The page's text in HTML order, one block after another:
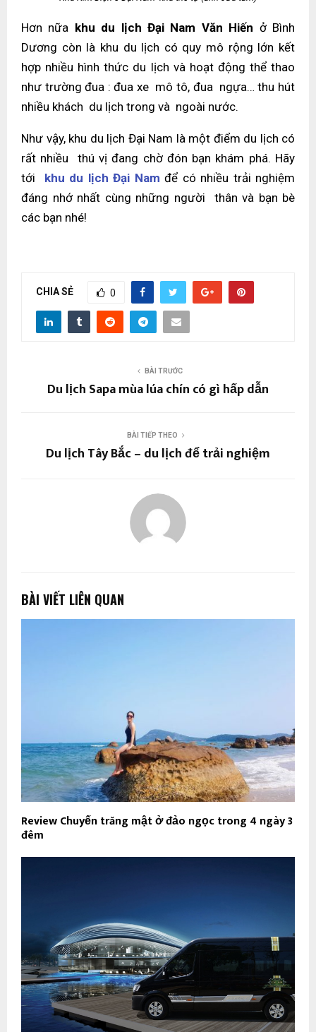
Hơn nữa khu du lịch Đại Nam Văn Hiến ở Bình
Dương còn là khu du lịch có quy mô rộng lớn kết
hợp nhiều hình thức du lịch và hoạt động thể thao
như trường đua : đua xe mô tô, đua ngựa… thu hút
nhiều khách du lịch trong và ngoài nước.
Như vậy, khu du lịch Đại Nam là một điểm du lịch có
rất nhiều thú vị đang chờ đón bạn khám phá. Hãy
tới khu du lịch Đại Nam để có nhiều trải nghiệm
đáng nhớ nhất cùng những người thân và bạn bè
các bạn nhé!
CHIA SẺ 0
BÀI TRƯỚC
Du lịch Sapa mùa lúa chín có gì hấp dẫn
BÀI TIẾP THEO
Du lịch Tây Bắc – du lịch để trải nghiệm
BÀI VIẾT LIÊN QUAN
Review Chuyến trăng mật ở đảo ngọc trong 4 ngày 3
đêm